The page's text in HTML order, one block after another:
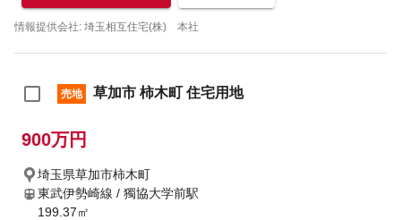
情報提供会社: 埼玉相互住宅(株) 本社
売地 草加市 柿木町 住宅用地
900万円
埼玉県草加市柿木町
東武伊勢崎線 / 獨協大学前駅
199.37㎡